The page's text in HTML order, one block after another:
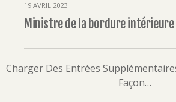
19 AVRIL 2023
Ministre de la bordure intérieure
Charger Des Entrées
Façon…